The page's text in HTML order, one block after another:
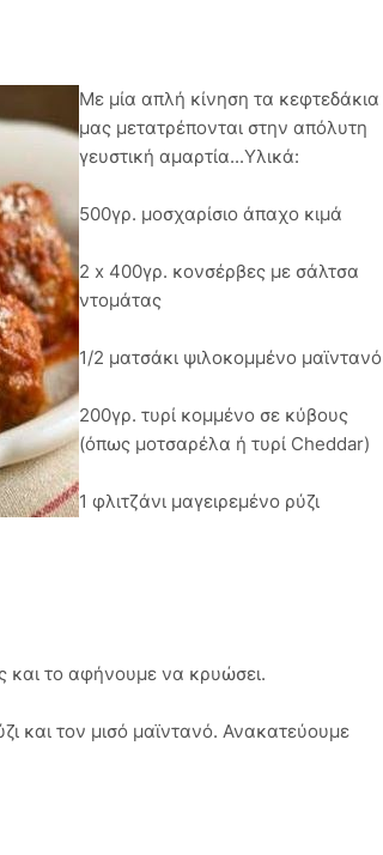
Με μία απλή κίνηση τα κεφτεδάκια
μας μετατρέπονται στην απόλυτη
γευστική αμαρτία...Yλικά:
500γρ. μοσχαρίσιο άπαχο κιμά
2 x 400γρ. κονσέρβες με σάλτσα
ντομάτας
1/2 ματσάκι ψιλοκομμένο μαϊντανό
200γρ. τυρί κομμένο σε κύβους
(όπως μοτσαρέλα ή τυρί Cheddar)
1 φλιτζάνι μαγειρεμένο ρύζι
και το αφήνουμε να κρυώσει.
και τον μισό μαϊντανό. Ανακατεύουμε